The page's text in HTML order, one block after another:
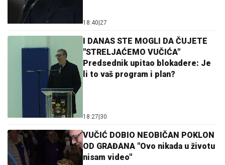
18:40 27
I DANAS STE MOGLI DA ČUJETE
"STRELJAĆEMO VUČIĆA"
Predsednik upitao blokadere: Je
li to vaš program i plan?
18:27 30
VUČIĆ DOBIO NEOBIČAN POKLON
OD GRAĐANA "Ovo nikada u životu
nisam video"